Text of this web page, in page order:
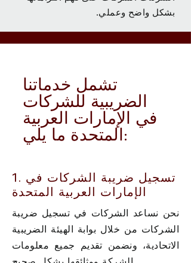
بشكل واضح وعملي.
تشمل خدماتنا
الضريبية للشركات
في الإمارات العربية
المتحدة ما يلي:
1. تسجيل ضريبة الشركات في
الإمارات العربية المتحدة
نحن نساعد الشركات في تسجيل ضريبة
الشركات من خلال بوابة الهيئة الضريبية
الاتحادية، ونضمن تقديم جميع معلومات